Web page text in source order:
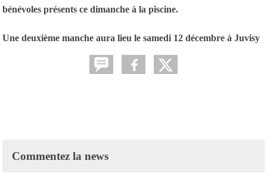
bénévoles présents ce dimanche à la piscine.
Une deuxième manche aura lieu le samedi 12 décembre à Juvisy
Commentez la news